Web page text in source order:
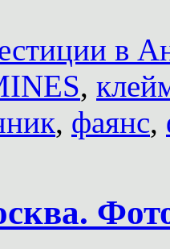
в
,
, фаянс,